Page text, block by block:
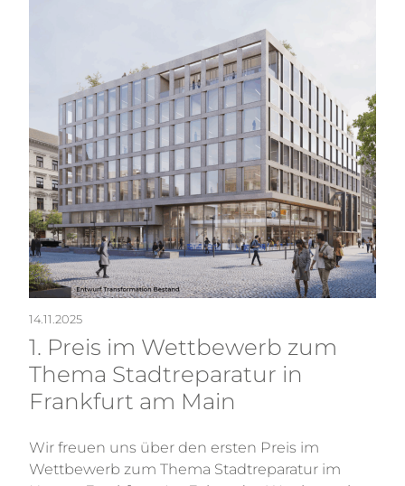
14.11.2025
1. Preis im Wettbewerb zum
Thema Stadtreparatur in
Frankfurt am Main
Wir freuen uns über den ersten Preis im
Wettbewerb zum Thema Stadtreparatur im